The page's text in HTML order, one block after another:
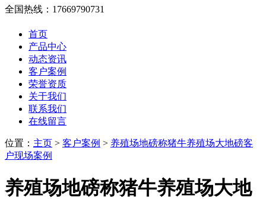
全国热线： 17669790731
首页
产品中心
动态资讯
客户案例
荣誉资质
关于我们
联系我们
在线留言
位置 ： 主页 > 客户案例 > 养殖场地磅称猪牛养殖场大地磅客
户现场案例
养殖场地磅称猪牛养殖场大地